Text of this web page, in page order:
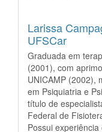
Larissa
UFSCar
Graduada em
(2001), com
UNICAMP (2002),
em Psiquiatria e
título de
Federal de
Possui